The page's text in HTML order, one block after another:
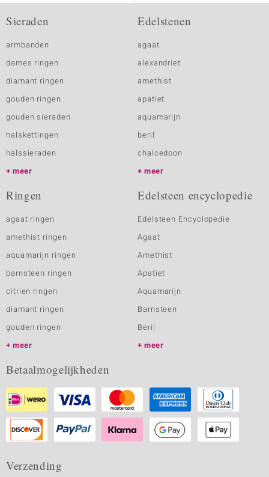
Sieraden
armbanden
dames ringen
diamant ringen
gouden ringen
gouden sieraden
halskettingen
halssieraden
meer
Edelstenen
agaat
alexandriet
amethist
apatiet
aquamarijn
beril
chalcedoon
meer
Ringen
agaat ringen
amethist ringen
aquamarijn ringen
barnsteen ringen
citrien ringen
diamant ringen
gouden ringen
meer
Edelsteen encyclopedie
Edelsteen Encyclopedie
Agaat
Amethist
Apatiet
Aquamarijn
Barnsteen
Beril
meer
Betaalmogelijkheden
Verzending